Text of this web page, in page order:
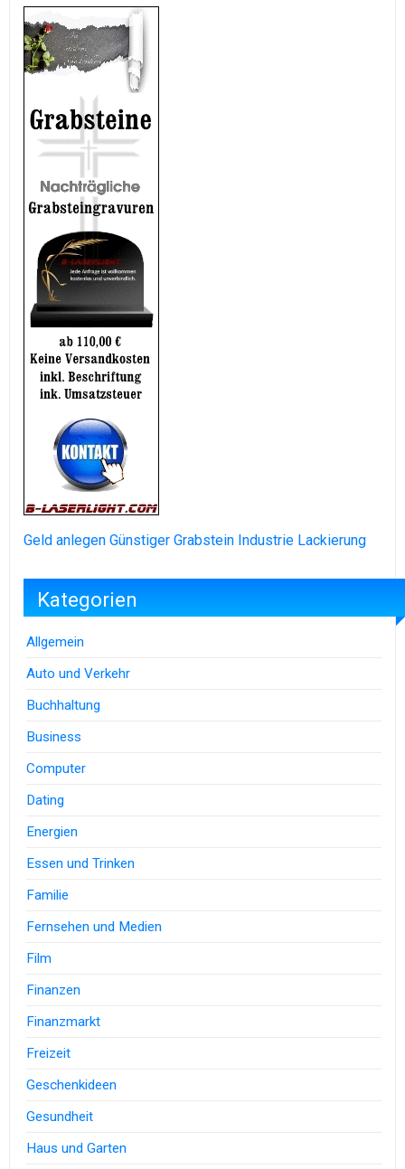
Geld anlegen Günstiger Grabstein Industrie Lackierung
Kategorien
Allgemein
Auto und Verkehr
Buchhaltung
Business
Computer
Dating
Energien
Essen und Trinken
Familie
Fernsehen und Medien
Film
Finanzen
Finanzmarkt
Freizeit
Geschenkideen
Gesundheit
Haus und Garten